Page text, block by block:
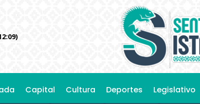
Capital Cultura Deportes Legislativo